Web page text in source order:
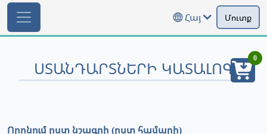
Հայ Մուտք
ՍՏԱՆԴԱՐՏՆԵՐԻ ԿԱՏԱԼՈԳ
Որոնում ըստ նշագրի (ըստ համարի)
0